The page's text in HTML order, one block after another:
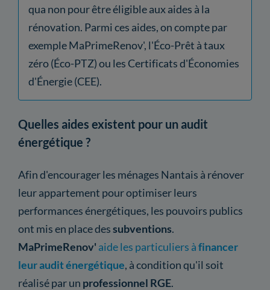
qua non pour être éligible aux aides à la
rénovation. Parmi ces aides, on compte par
exemple MaPrimeRenov', l'Éco-Prêt à taux
zéro (Éco-PTZ) ou les Certificats d'Économies
d'Énergie (CEE).
Quelles aides existent pour un audit
énergétique ?
Afin d'encourager les ménages Nantais à rénover
leur appartement pour optimiser leurs
performances énergétiques, les pouvoirs publics
ont mis en place dessubventions.
MaPrimeRenov' aide les particuliers àfinancer
leur audit énergétique, à condition qu'il soit
réalisé par un professionnel RGE.